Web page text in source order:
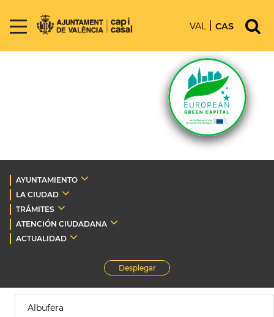
VAL CAS
AYUNTAMIENTO
LA CIUDAD
TRÁMITES
ATENCIÓN CIUDADANA
ACTUALIDAD
Desplegar
Albufera